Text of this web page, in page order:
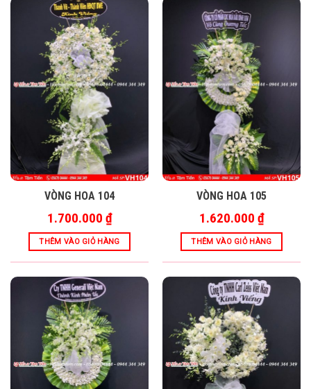
VÒNG HOA 104
1.700.000 ₫
THÊM VÀO GIỎ HÀNG
VÒNG HOA 105
1.620.000 ₫
THÊM VÀO GIỎ HÀNG